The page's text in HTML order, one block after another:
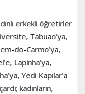
erkekli öğretirler
Tabuao’ya,
do-Carmo’ya,
Lapinha’ya,
Yedi Kapılar’a
kadınların,